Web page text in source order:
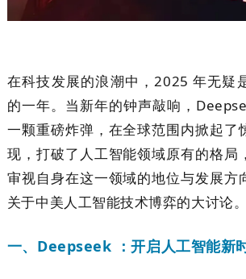
在科技发展的浪潮中，2025 年无疑
的一年。当新年的钟声敲响，
一颗重磅炸弹，在全球范围内掀起了
现，打破了人工智能领域原有的格局
审视自身在这一领域的地位与发展方
关于中美人工智能技术博弈的大讨论。
一、Deepseek ：开启人工智能新